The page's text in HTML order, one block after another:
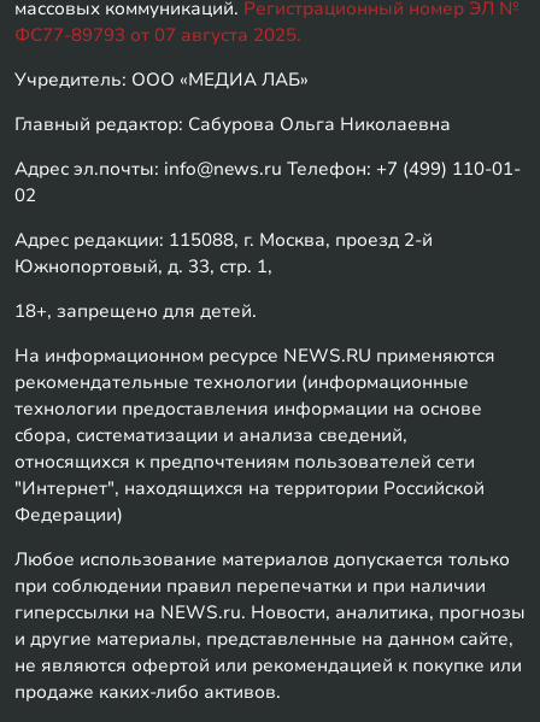
массовых коммуникаций. Регистрационный номер ЭЛ №
ФС77-89793 от 07 августа 2025.
Учредитель: ООО «МЕДИА ЛАБ»
Главный редактор: Сабурова Ольга Николаевна
Адрес эл.почты: info@news.ru Телефон: +7 (499) 110-01-
02
Адрес редакции: 115088, г. Москва, проезд 2-й
Южнопортовый, д. 33, стр. 1,
18+, запрещено для детей.
На информационном ресурсе NEWS.RU применяются
рекомендательные технологии (информационные
технологии предоставления информации на основе
сбора, систематизации и анализа сведений,
относящихся к предпочтениям пользователей сети
"Интернет", находящихся на территории Российской
Федерации)
Любое использование материалов допускается только
при соблюдении правил перепечатки и при наличии
гиперссылки на NEWS.ru. Новости, аналитика, прогнозы
и другие материалы, представленные на данном сайте,
не являются офертой или рекомендацией к покупке или
продаже каких-либо активов.